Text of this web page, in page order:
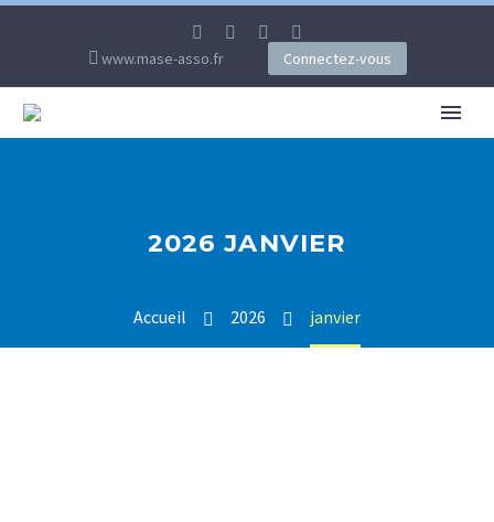
www.mase-asso.fr Connectez-vous
2026 JANVIER
Accueil 2026 janvier